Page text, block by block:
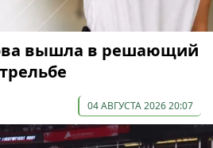
вышла в решающий
04 АВГУСТА 2026 20:07